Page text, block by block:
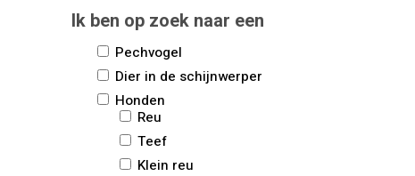
Ik ben op zoek naar een
Pechvogel
Dier in de schijnwerper
Honden
Reu
Teef
Klein reu